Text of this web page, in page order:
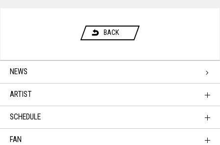
BACK
NEWS
ARTIST
SCHEDULE
FAN